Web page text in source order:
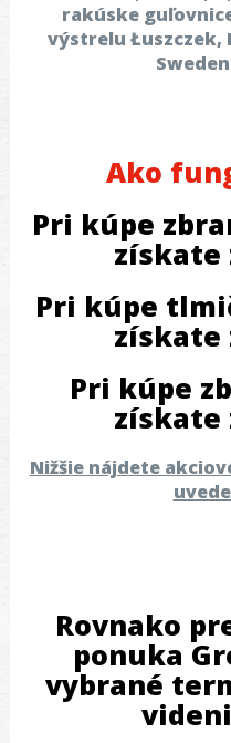
rakúske
výstrelu Łuszczek,
Ako
Pri kúpe
získate
Pri kúpe
získate
Pri kúpe
získate
Nižšie nájdete
Rovnako
ponuka
vybrané